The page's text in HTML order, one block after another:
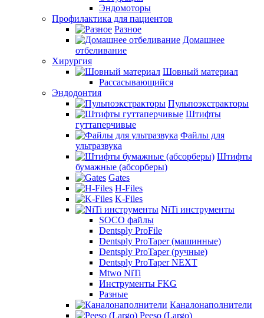
Эндомоторы
Профилактика для пациентов
Разное
Домашнее
отбеливание
Хирургия
Шовный материал
Рассасывающийся
Эндодонтия
Пульпоэкстракторы
Штифты
гуттаперчивые
Файлы для
ультразвука
Штифты
бумажные (абсорберы)
Gates
H-Files
K-Files
NiTi инструменты
SOCO файлы
Dentsply ProFile
Dentsply ProTaper (машинные)
Dentsply ProTaper (ручные)
Dentsply ProTaper NEXT
Mtwo NiTi
Инструменты FKG
Разные
Каналонаполнители
Peeso (Largo)